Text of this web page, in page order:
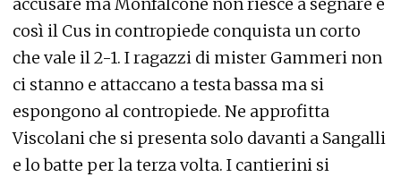
così il Cus in contropiede conquista un corto
che vale il 2-1. I ragazzi di mister Gammeri non
ci stanno e attaccano a testa bassa ma si
espongono al contropiede. Ne approfitta
Viscolani che si presenta solo davanti a Sangalli
e lo batte per la terza volta. I cantierini si